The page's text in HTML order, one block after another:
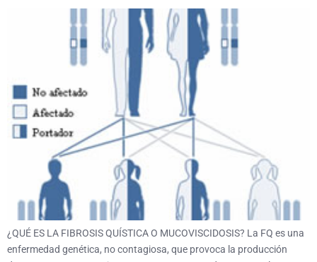
¿QUÉ ES LA FIBROSIS QUÍSTICA O MUCOVISCIDOSIS? La FQ es una
enfermedad genética, no contagiosa, que provoca la producción